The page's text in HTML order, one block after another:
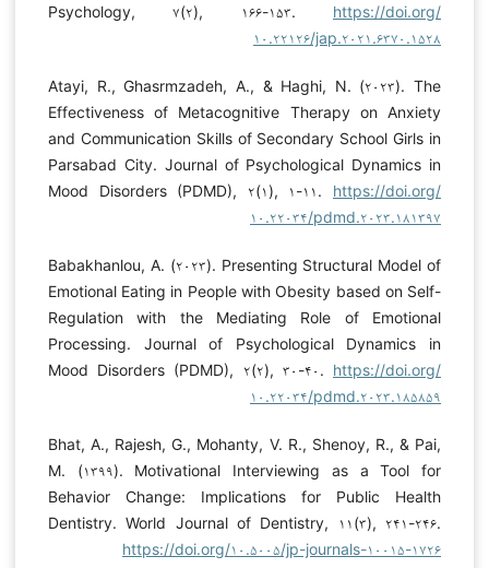
Psychology, ۷(۲), ۱۶۶-۱۵۳. https://doi.org/
۱۰.۲۲۱۲۶/jap.۲۰۲۱.۶۳۷۰.۱۵۲۸
Atayi, R., Ghasrmzadeh, A., & Haghi, N. (۲۰۲۳). The
Effectiveness of Metacognitive Therapy on Anxiety
and Communication Skills of Secondary School Girls in
Parsabad City. Journal of Psychological Dynamics in
Mood Disorders (PDMD), ۲(۱), ۱-۱۱. https://doi.org/
۱۰.۲۲۰۳۴/pdmd.۲۰۲۳.۱۸۱۳۹۷
Babakhanlou, A. (۲۰۲۳). Presenting Structural Model of
Emotional Eating in People with Obesity based on Self-
Regulation with the Mediating Role of Emotional
Processing. Journal of Psychological Dynamics in
Mood Disorders (PDMD), ۲(۲), ۳۰-۴۰. https://doi.org/
۱۰.۲۲۰۳۴/pdmd.۲۰۲۳.۱۸۵۸۵۹
Bhat, A., Rajesh, G., Mohanty, V. R., Shenoy, R., & Pai,
M. (۱۳۹۹). Motivational Interviewing as a Tool for
Behavior Change: Implications for Public Health
Dentistry. World Journal of Dentistry, ۱۱(۳), ۲۴۱-۲۴۶.
https://doi.org/۱۰.۵۰۰۵/jp-journals-۱۰۰۱۵-۱۷۲۶